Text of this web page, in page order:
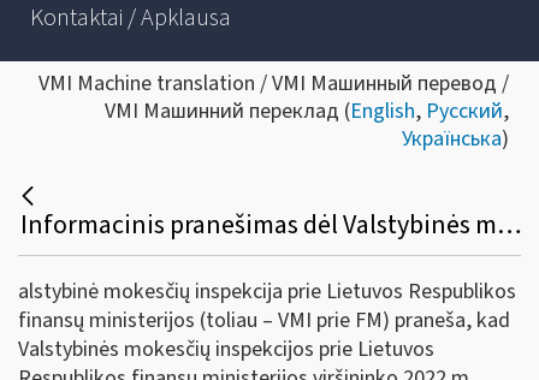
Kontaktai / Apklausa
VMI Machine translation / VMI Машинный перевод /
VMI Машинний переклад (English, Русский,
Українська)
Informacinis pranešimas dėl Valstybinės mokesčių inspekcijos prie Lietuvos Respublikos finansų ministerijos viršininko 2019 m. gruodžio 12 d. įsakymo Nr. VA- 93 „Dėl Pavyzdinės pajamų mokesčio deklaracijos GPM311 formos ir jos priedų formų ir jų užpildymo, pateikimo bei tikslinimo taisyklių patvirtinimo“ pakeitimo
alstybinė mokesčių inspekcija prie Lietuvos Respublikos
finansų ministerijos (toliau – VMI prie FM) praneša, kad
Valstybinės mokesčių inspekcijos prie Lietuvos